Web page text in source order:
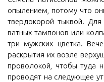
опылением, потому что
твердокорой тыквой.
ватных тампонов или
три мужских цветка.
раскрытия их возле
проволокой, чтобы туда
проводят на следующее